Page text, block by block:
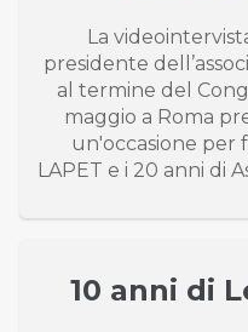
La
presidente
al termine del
maggio a Roma
un'occasione per
LAPET e i 20 anni di
10 anni di